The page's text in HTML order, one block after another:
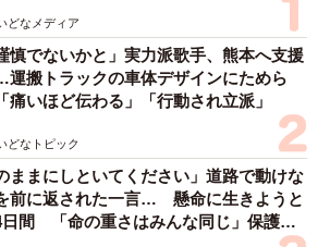
どなメディア
慎でないかと」実力派歌手、熊本へ支援
搬トラックの車体デザインにためら
いほど伝わる」「行動され立派」
どなトピック
ままにしといてください」道路で動けな
前に返された一言… 懸命に生きようと
日間 「命の重さはみんな同じ」保護団